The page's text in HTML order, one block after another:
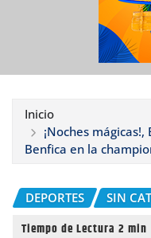
Inicio
¡Noches
Benfica en la
DEPORTES SIN